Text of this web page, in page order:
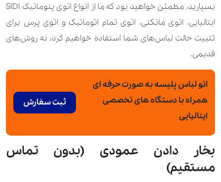
بسپارید، مطمئن خواهید بود که ما از انواع اتوی پنوماتیک SIDI
ایتالیایی، اتوی مانکنی، اتوی تمام اتوماتیک و اتوی پرس برای
تثبیت حالت لباس‌های شما استفاده خواهیم کرد؛ نه روش‌های
قدیمی.
اتو لباس پلیسه به صورت حرفه ای
همراه با دستگاه های تخصصی
ایتالیایی
ثبت سفارش
بخار دادن عمودی (بدون تماس
مستقیم)